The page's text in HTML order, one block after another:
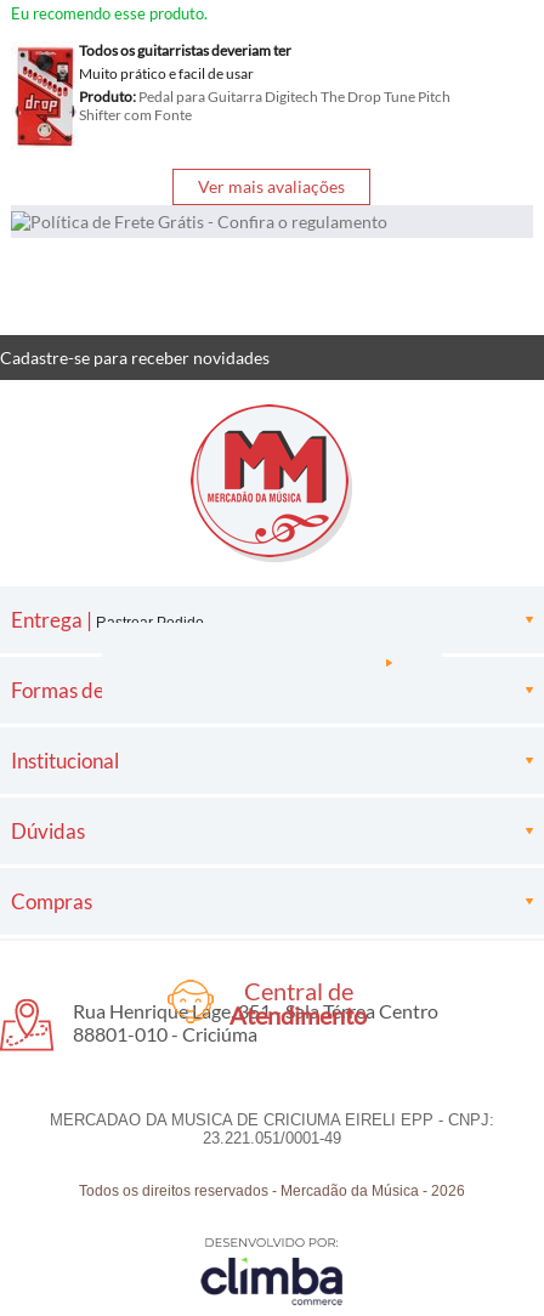
Eu recomendo esse produto.
Todos os guitarristas deveriam ter
Muito prático e facil de usar
Produto:Pedal para Guitarra Digitech The Drop Tune Pitch
Shifter com Fonte
Ver mais avaliações
Cadastre-se para receber novidades
Entrega | Rastrear Pedido
Formas de pagamento
Institucional
Dúvidas
Compras
Central de
Atendimento
Rua Henrique Lage, 351 - Sala Térrea Centro
88801-010 - Criciúma
MERCADAO DA MUSICA DE CRICIUMA EIRELI EPP - CNPJ:
23.221.051/0001-49
Todos os direitos reservados -Mercadão da Música -2026